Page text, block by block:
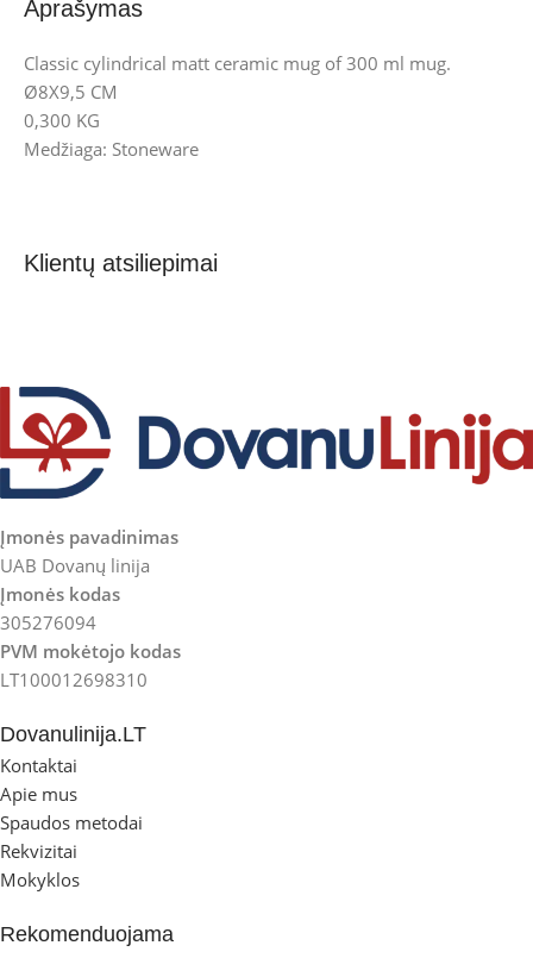
Aprašymas
Classic cylindrical matt ceramic mug of 300 ml mug.
Ø8X9,5 CM
0,300 KG
Medžiaga: Stoneware
Klientų atsiliepimai
Įmonės pavadinimas
UAB Dovanų linija
Įmonės kodas
305276094
PVM mokėtojo kodas
LT100012698310
Dovanulinija.LT
Kontaktai
Apie mus
Spaudos metodai
Rekvizitai
Mokyklos
Rekomenduojama